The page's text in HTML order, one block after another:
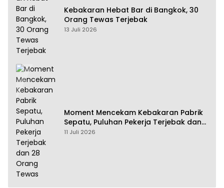
Kebakaran Hebat Bar di Bangkok, 30
Orang Tewas Terjebak
13 Juli 2026
Moment Mencekam Kebakaran Pabrik
Sepatu, Puluhan Pekerja Terjebak dan
28 Orang Tewas
11 Juli 2026